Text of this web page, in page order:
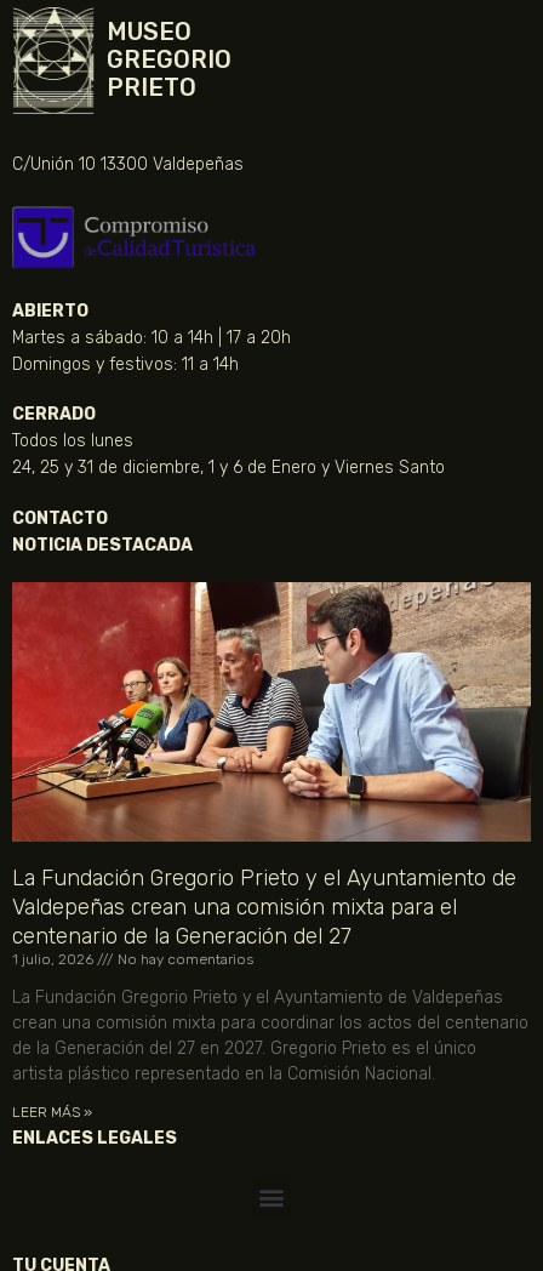
MUSEO
GREGORIO
PRIETO
C/Unión 10 13300 Valdepeñas
ABIERTO
Martes a sábado: 10 a 14h | 17 a 20h
Domingos y festivos: 11 a 14h
CERRADO
Todos los lunes
24, 25 y 31 de diciembre, 1 y 6 de Enero y Viernes Santo
CONTACTO
NOTICIA DESTACADA
La Fundación Gregorio Prieto y el Ayuntamiento de
Valdepeñas crean una comisión mixta para el
centenario de la Generación del 27
1 julio, 2026 No hay comentarios
La Fundación Gregorio Prieto y el Ayuntamiento de Valdepeñas
crean una comisión mixta para coordinar los actos del centenario
de la Generación del 27 en 2027. Gregorio Prieto es el único
artista plástico representado en la Comisión Nacional.
LEER MÁS »
ENLACES LEGALES
TU CUENTA